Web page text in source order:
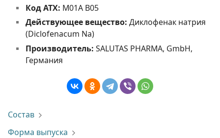
Код АТХ: М01А В05
Действующее вещество: Диклофенак натрия
(Diclofenacum Na)
Производитель: SALUTAS PHARMA, GmbH,
Германия
Состав
Форма выпуска